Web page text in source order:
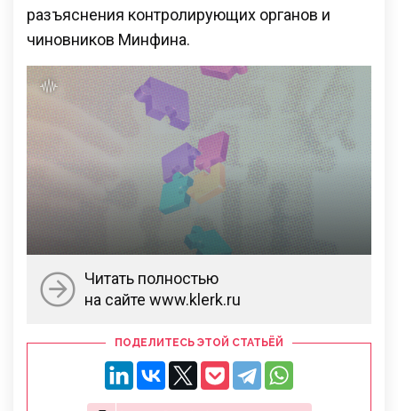
разъяснения контролирующих органов и
чиновников Минфина.
Читать полностью
на сайте www.klerk.ru
ПОДЕЛИТЕСЬ ЭТОЙ СТАТЬЁЙ